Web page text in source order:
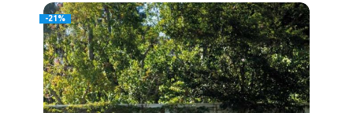
-21%